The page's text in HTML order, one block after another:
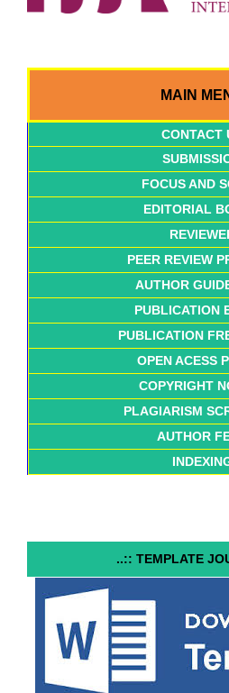
MAIN
CONTACT
FOCUS AND
EDITORIAL
PEER REVIEW
AUTHOR
PUBLICATION
PUBLICATION
OPEN ACESS
COPYRIGHT
PLAGIARISM
AUTHOR
..:: TEMPLATE